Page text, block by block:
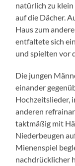
natürlich zu klein
auf die Dächer.
Haus zum
entfaltete sich
und spielten vor
Die jungen
einander
Hochzeitslieder,
anderen
taktmäßig mit
Niederbeugen
Mienenspiel
nachdrücklicher